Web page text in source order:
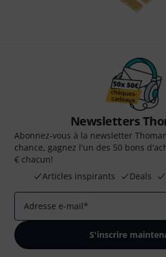
Newsletters
Abonnez-vous à la newsletter
chance, gagnez l'un des 50 bons
€ chacun!
Articles inspirants
Deals
Adresse e-mail*
S'inscrire